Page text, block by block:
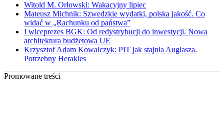
Witold M. Orłowski: Wakacyjny lipiec
Mateusz Michnik: Szwedzkie wydatki, polska jakość. Co
widać w „Rachunku od państwa”
I wiceprezes BGK: Od redystrybucji do inwestycji. Nowa
architektura budżetowa UE
Krzysztof Adam Kowalczyk: PIT jak stajnia Augiasza.
Potrzebny Herakles
Promowane treści